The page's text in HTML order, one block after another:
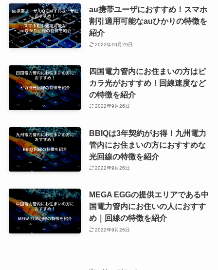
au携帯ユーザにおすすめ！スマホ
割引適用可能なauひかりの特徴を
紹介
2022年10月29日
四国電力管内にお住まいの方はピ
カラ光がおすすめ！回線速度など
の特徴を紹介
2022年9月26日
BBIQは3年契約がお得！九州電力
管内にお住まいの方におすすめな
光回線の特徴を紹介
2022年9月26日
MEGA EGGの提供エリアである中
国電力管内にお住いの人におすす
め｜回線の特徴を紹介
2022年9月26日